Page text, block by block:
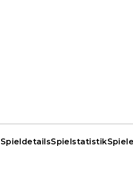
SpieldetailsSpielstatistik